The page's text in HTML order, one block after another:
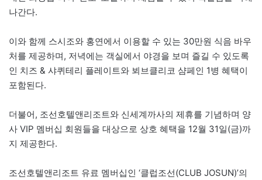
나간다.
이와 함께 스시조와 홍연에서 이용할 수 있는 30만원 식음 바우
처를 제공하며, 저녁에는 객실에서 야경을 보며 즐길 수 있도록
인 치즈 & 샤퀴테리 플레이트와 뵈브클리코 샴페인 1병 혜택이
포함된다.
더불어, 조선호텔앤리조트와 신세계까사의 제휴를 기념하며 양
사 VIP 멤버십 회원들을 대상으로 상호 혜택을 12월 31일(금)까
지 제공한다.
조선호텔앤리조트 유료 멤버십인 ‘클럽조선(CLUB JOSUN)’의